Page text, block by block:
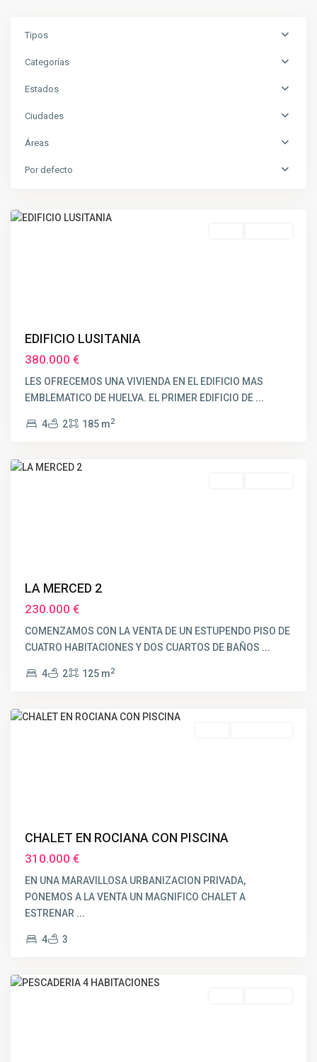
Tipos
Categorías
Estados
Ciudades
Áreas
Por defecto
EDIFICIO LUSITANIA
380.000 €
LES OFRECEMOS UNA VIVIENDA EN EL EDIFICIO MAS
EMBLEMATICO DE HUELVA. EL PRIMER EDIFICIO DE ...
4 2 185 m2
MERCED ,
LA MERCED 2
230.000 €
COMENZAMOS CON LA VENTA DE UN ESTUPENDO PISO DE
CUATRO HABITACIONES Y DOS CUARTOS DE BAÑOS ...
4 2 125 m2
CHALET EN ROCIANA CON PISCINA
310.000 €
EN UNA MARAVILLOSA URBANIZACION PRIVADA,
PONEMOS A LA VENTA UN MAGNIFICO CHALET A
ESTRENAR ...
4 3
PESCADERIA